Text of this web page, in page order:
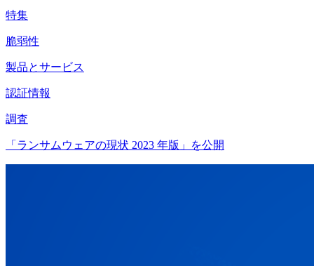
特集
脆弱性
製品とサービス
認証情報
調査
「ランサムウェアの現状 2023 年版」を公開